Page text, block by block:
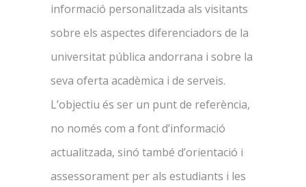
informació personalitzada als visitants
sobre els aspectes diferenciadors de la
universitat pública andorrana i sobre la
seva oferta acadèmica i de serveis.
L’objectiu és ser un punt de referència,
no només com a font d’informació
actualitzada, sinó també d’orientació i
assessorament per als estudiants i les